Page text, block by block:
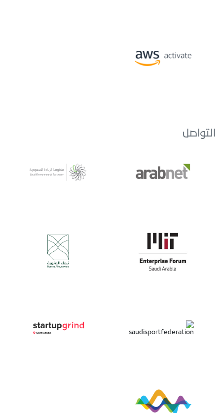
التواصل